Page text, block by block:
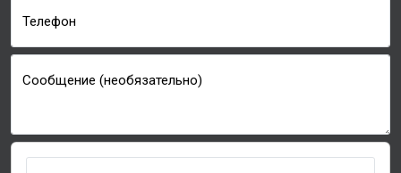
Телефон
Сообщение (необязательно)